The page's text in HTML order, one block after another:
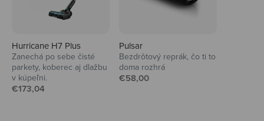
Hurricane H7 Plus
Zanechá po sebe čisté
parkety, koberec aj dlažbu
v kúpeľni.
Predajná cena
€173,04
Pulsar
Bezdrôtový reprák, čo ti to
doma rozhrá
Predajná cena
€58,00